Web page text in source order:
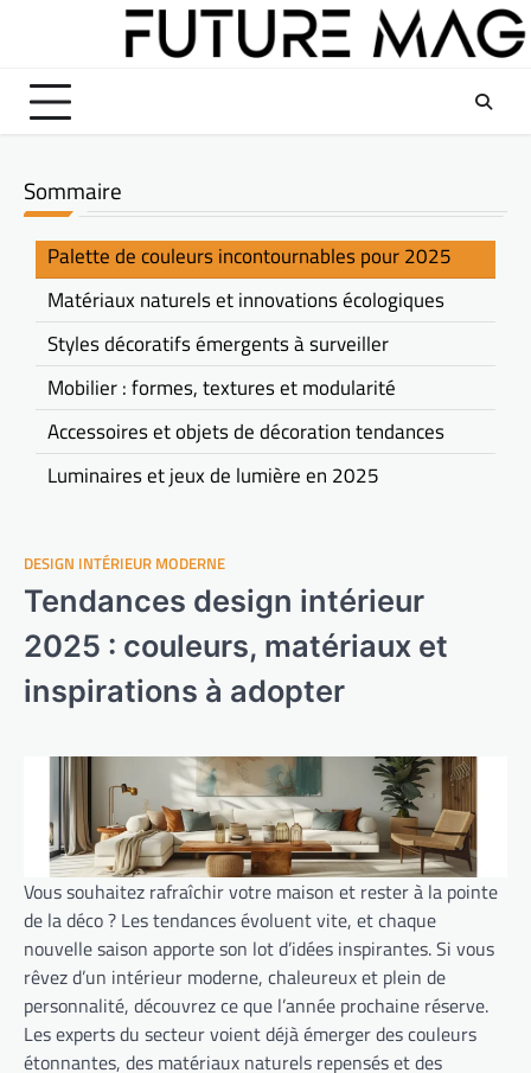
DESIGN INTÉRIEUR MODERNE
Tendances design intérieur
2025 : couleurs, matériaux et
inspirations à adopter
Vous souhaitez rafraîchir votre maison et rester à la pointe
de la déco ? Les tendances évoluent vite, et chaque
nouvelle saison apporte son lot d’idées inspirantes. Si vous
rêvez d’un intérieur moderne, chaleureux et plein de
personnalité, découvrez ce que l’année prochaine réserve.
Les experts du secteur voient déjà émerger des couleurs
étonnantes, des matériaux naturels repensés et des
Sommaire
Palette de couleurs incontournables pour 2025
Matériaux naturels et innovations écologiques
Styles décoratifs émergents à surveiller
Mobilier : formes, textures et modularité
Accessoires et objets de décoration tendances
Luminaires et jeux de lumière en 2025